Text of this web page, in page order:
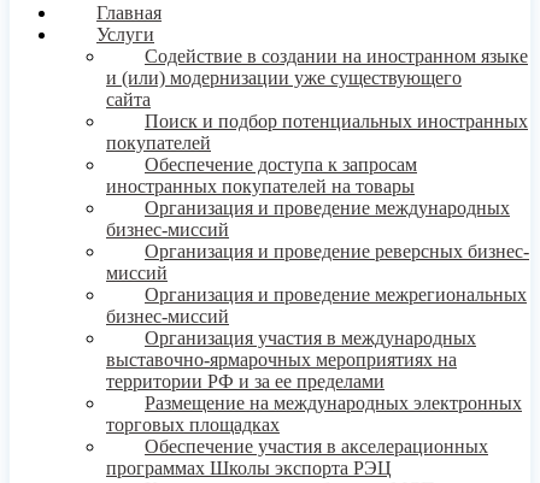
Главная
Услуги
Содействие в создании на иностранном языке
и (или) модернизации уже существующего
сайта
Поиск и подбор потенциальных иностранных
покупателей
Обеспечение доступа к запросам
иностранных покупателей на товары
Организация и проведение международных
бизнес-миссий
Организация и проведение реверсных бизнес-
миссий
Организация и проведение межрегиональных
бизнес-миссий
Организация участия в международных
выставочно-ярмарочных мероприятиях на
территории РФ и за ее пределами
Размещение на международных электронных
торговых площадках
Обеспечение участия в акселерационных
программах Школы экспорта РЭЦ